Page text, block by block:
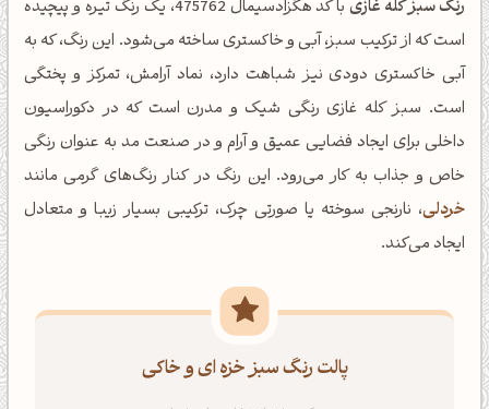
رنگ سبز کله غازی
با کد هگزادسیمال 475762، یک رنگ تیره و پیچیده
است که از ترکیب سبز، آبی و خاکستری ساخته می‌شود. این رنگ، که به
آبی خاکستری دودی نیز شباهت دارد، نماد آرامش، تمرکز و پختگی
است. سبز کله غازی رنگی شیک و مدرن است که در دکوراسیون
داخلی برای ایجاد فضایی عمیق و آرام و در صنعت مد به عنوان رنگی
خاص و جذاب به کار می‌رود. این رنگ در کنار رنگ‌های گرمی مانند
خردلی، نارنجی سوخته یا صورتی چرک، ترکیبی بسیار زیبا و متعادل
ایجاد می‌کند.
پالت رنگ سبز خزه ای و خاکی